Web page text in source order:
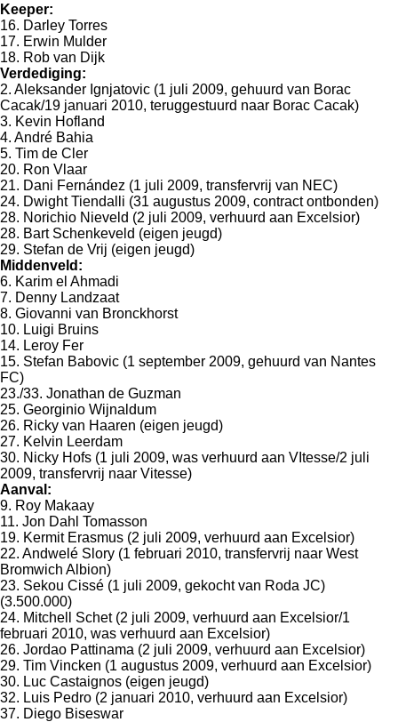
Keeper:
16. Darley Torres
17. Erwin Mulder
18. Rob van Dijk
Verdediging:
2. Aleksander Ignjatovic (1 juli 2009, gehuurd van Borac
Cacak/19 januari 2010, teruggestuurd naar Borac Cacak)
3. Kevin Hofland
4. André Bahia
5. Tim de Cler
20. Ron Vlaar
21. Dani Fernández (1 juli 2009, transfervrij van NEC)
24. Dwight Tiendalli (31 augustus 2009, contract ontbonden)
28. Norichio Nieveld (2 juli 2009, verhuurd aan Excelsior)
28. Bart Schenkeveld (eigen jeugd)
29. Stefan de Vrij (eigen jeugd)
Middenveld:
6. Karim el Ahmadi
7. Denny Landzaat
8. Giovanni van Bronckhorst
10. Luigi Bruins
14. Leroy Fer
15. Stefan Babovic (1 september 2009, gehuurd van Nantes
FC)
23./33. Jonathan de Guzman
25. Georginio Wijnaldum
26. Ricky van Haaren (eigen jeugd)
27. Kelvin Leerdam
30. Nicky Hofs (1 juli 2009, was verhuurd aan VItesse/2 juli
2009, transfervrij naar Vitesse)
Aanval:
9. Roy Makaay
11. Jon Dahl Tomasson
19. Kermit Erasmus (2 juli 2009, verhuurd aan Excelsior)
22. Andwelé Slory (1 februari 2010, transfervrij naar West
Bromwich Albion)
23. Sekou Cissé (1 juli 2009, gekocht van Roda JC)
(3.500.000)
24. Mitchell Schet (2 juli 2009, verhuurd aan Excelsior/1
februari 2010, was verhuurd aan Excelsior)
26. Jordao Pattinama (2 juli 2009, verhuurd aan Excelsior)
29. Tim Vincken (1 augustus 2009, verhuurd aan Excelsior)
30. Luc Castaignos (eigen jeugd)
32. Luis Pedro (2 januari 2010, verhuurd aan Excelsior)
37. Diego Biseswar